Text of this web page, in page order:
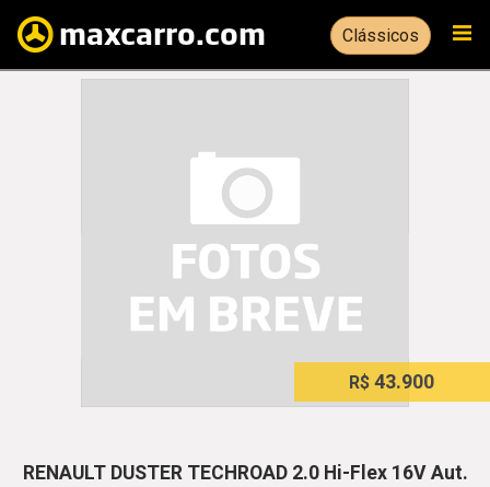
Clássicos
R$ 43.900
RENAULT DUSTER TECHROAD 2.0 Hi-Flex 16V Aut.